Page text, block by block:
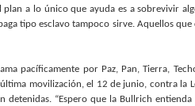
a lo único que ayuda es a sobrevivir
tipo esclavo tampoco sirve. Aquellos
pacíficamente por Paz, Pan, Tierra,
movilización, el 12 de junio, contra la
detenidas. “Espero que la Bullrich